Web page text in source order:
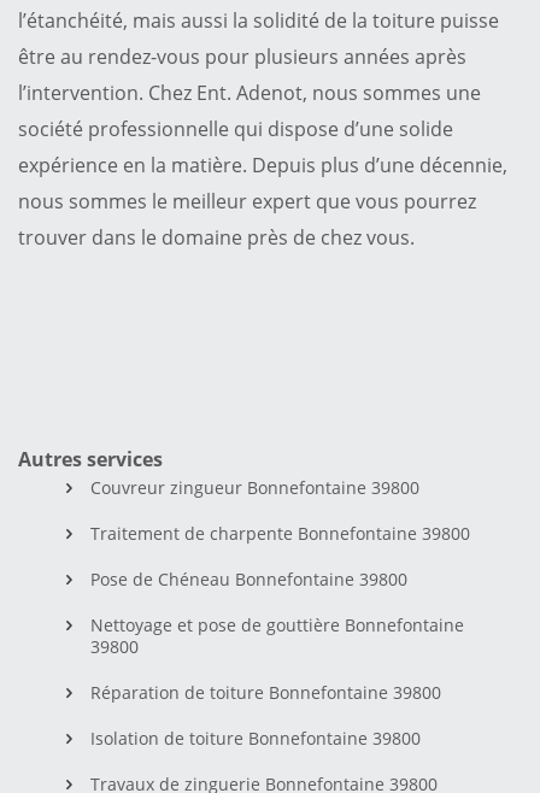
l’étanchéité, mais aussi la solidité de la toiture puisse
être au rendez-vous pour plusieurs années après
l’intervention. Chez Ent. Adenot, nous sommes une
société professionnelle qui dispose d’une solide
expérience en la matière. Depuis plus d’une décennie,
nous sommes le meilleur expert que vous pourrez
trouver dans le domaine près de chez vous.
Autres services
Couvreur zingueur Bonnefontaine 39800
Traitement de charpente Bonnefontaine 39800
Pose de Chéneau Bonnefontaine 39800
Nettoyage et pose de gouttière Bonnefontaine
39800
Réparation de toiture Bonnefontaine 39800
Isolation de toiture Bonnefontaine 39800
Travaux de zinguerie Bonnefontaine 39800